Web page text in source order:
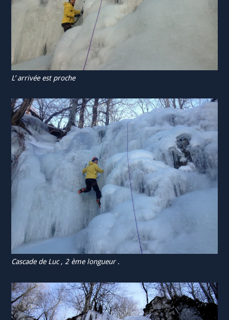
L’ arrivée est proche
Cascade de Luc , 2 ème longueur .